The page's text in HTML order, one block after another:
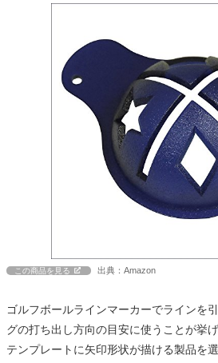
この商品を見る 出典：Amazon
ゴルフボールラインマーカーでラインを
グの打ち出し方向の目安に使うことが挙
テンプレートに矢印形状が描ける製品を